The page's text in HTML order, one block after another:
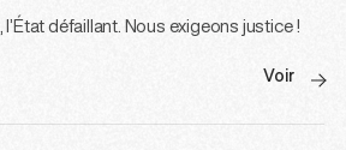
défaillant. Nous exigeons justice !
Voir